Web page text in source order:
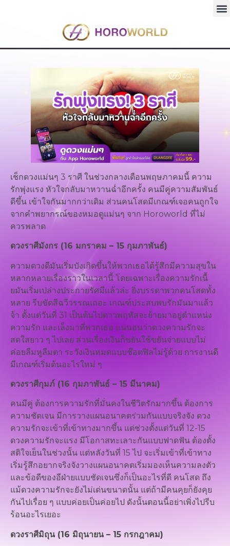
เช็กดวงแม่นๆ 3 ราศี ในช่วงกลางเดือนพฤษภาคมนี้ ความ
รักพุ่งแรง หัวใจกลับมาหวานฉ่ำอีกครั้ง คนมีคู่ความสัมพันธ์
ดีขึ้น เข้าใจกันมากกว่าเดิม ส่วนคนโสดมีเกณฑ์เจอคนถูกใจ
จากคำพยากรณ์ของหมอดูแม่นๆ จาก Horoworld ที่ไม่
ควรพลาด
ดวงราศีมังกร (16 มกราคม – 15 กุมภาพันธ์)
ความดวงดีมันเริ่มบังเกิดขึ้นให้พวกเธอได้รู้สึกมีความสุขใน
หลากหลายเรื่องราวในเวลานี้ โดยเฉพาะเรื่องความรักเนื้
ยมันเริ่มเปล่างประกายรัศมีแล้วล่ะ ยิ่งบรรดาพวกคนโสดทั้ง
หลาย รีบขัดสีฉวีวรรณเถอะ เกณฑ์ประสบพบรักมันมาแล้ว
จ้า ตั้งแต่วันที่ 31 เป็นต้นไปดาวพฤหัสจะย้ายมาอยู่ตำแหน่ง
ความรัก และเล็งมาที่พวกเธอ แน่นอนว่าดวงความรักจะ
สดใสยาว ๆ ไปเลย ส่วนเรื่องเงินก็ขยันใช้ขยันจ่ายแบบไม่
ค่อยลืมหูลืมตา ระวังเงินหมดแบบช๊อตฟิลไม่รู้ด้วย การงานดี
มีเกณฑ์เริ่มต้นอะไรใหม่ ๆ
ดวงราศีกุมภ์ (16 กุมภาพันธ์ – 15 มีนาคม)
คนมีคู่ ต้องการความรักที่มั่นคงในชีวิตรักมากขึ้น ต้องการ
ความชัดเจน มีการวางแผนอนาคตร่วมกันแบบจริงจัง ดวง
ความรักจะเข้าที่เข้าทางมากขึ้น แต่ช่วงตั้งแต่วันที่ 12-15
ดวงความรักจะแรง มีโอกาสทะเลาะกันแบบฟาดฟัน ต้องตั้ง
สติใจเย็นในช่วงนั้น แต่หลังวันที่ 15 ไป จะเริ่มเข้าที่เข้าทาง
เริ่มรู้สึกอยากจริงจังวางแผนอนาคตเริ่มมองเห็นความลงตัว
และข้อดีของอีฝ่ายแบบชัดเจนซึ่งก็เป็นอะไรที่ดี คนโสด ถึง
แม้ดวงความรักจะยังไม่เด่นขนาดนั้น แต่ถ้ามีคนคุยก็ยังคุย
กันไปเรื่อย ๆ แบบค่อยเป็นค่อยไป ดังนั้นตอนนี้อย่าเพิ่งไปรีบ
ร้อนอะไรเยอะ
ดวงราศีมิถุน (16 มิถุนายน – 15 กรกฎาคม)